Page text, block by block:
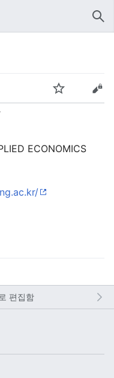
ECONOMICS
편집함